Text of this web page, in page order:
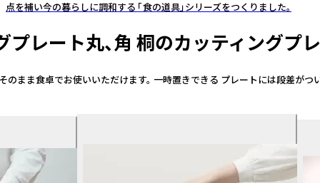
点を補い今の暮らしに調和する 「食の道具」シリーズをつくりました。
レート丸、角 桐のカッティングプ
食卓でお使いいただけます。 一時置きできる プレートには段差